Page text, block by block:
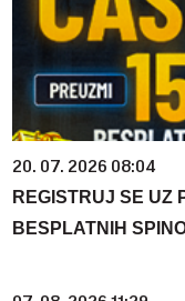
20. 07. 2026 08:04
REGISTRUJ SE UZ
BESPLATNIH